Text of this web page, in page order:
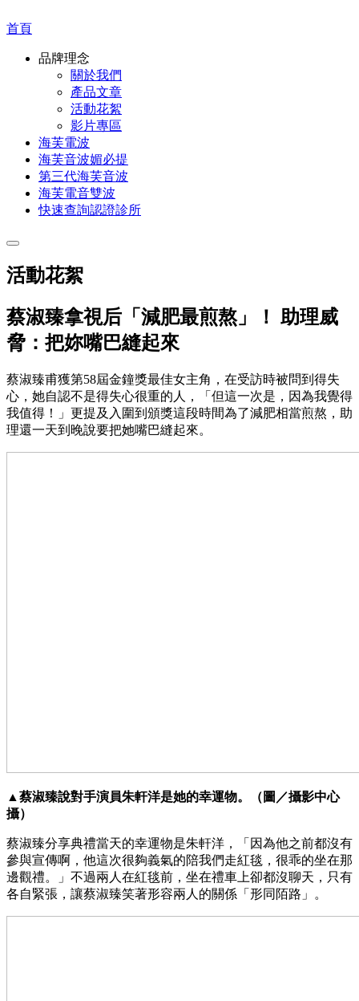
首頁
品牌理念
關於我們
產品文章
活動花絮
影片專區
海芙電波
海芙音波媚必提
第三代海芙音波
海芙電音雙波
快速查詢認證診所
活動花絮
蔡淑臻拿視后「減肥最煎熬」！ 助理威
脅：把妳嘴巴縫起來
蔡淑臻甫獲第58屆金鐘獎最佳女主角，在受訪時被問到得失
心，她自認不是得失心很重的人，「但這一次是，因為我覺得
我值得！」更提及入圍到頒獎這段時間為了減肥相當煎熬，助
理還一天到晚說要把她嘴巴縫起來。
▲蔡淑臻說對手演員朱軒洋是她的幸運物。（圖／攝影中心
攝）
蔡淑臻分享典禮當天的幸運物是朱軒洋，「因為他之前都沒有
參與宣傳啊，他這次很夠義氣的陪我們走紅毯，很乖的坐在那
邊觀禮。」不過兩人在紅毯前，坐在禮車上卻都沒聊天，只有
各自緊張，讓蔡淑臻笑著形容兩人的關係「形同陌路」。